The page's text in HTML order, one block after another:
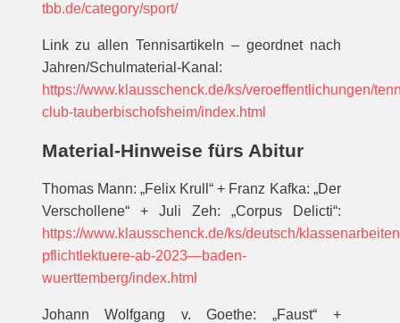
tbb.de/category/sport/
Link zu allen Tennisartikeln – geordnet nach
Jahren/Schulmaterial-Kanal:
https://www.klausschenck.de/ks/veroeffentlichungen/
club-tauberbischofsheim/index.html
Material-Hinweise fürs Abitur
Thomas Mann: „Felix Krull“ + Franz Kafka: „Der
Verschollene“ + Juli Zeh: „Corpus Delicti“:
https://www.klausschenck.de/ks/deutsch/
pflichtlektuere-ab-2023—baden-
wuerttemberg/index.html
Johann Wolfgang v. Goethe: „Faust“ +